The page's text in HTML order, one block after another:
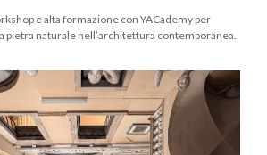
e alta formazione con YACademy per
pietra naturale nell’architettura contemporanea.